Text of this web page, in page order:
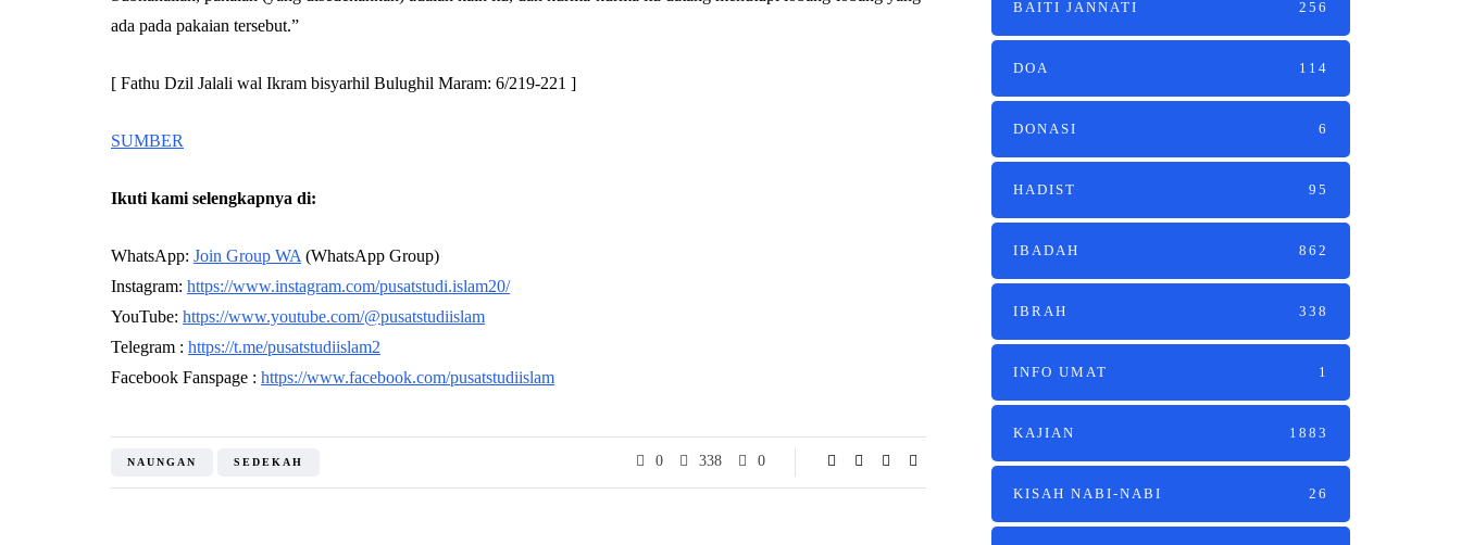
ada pada pakaian tersebut.”
[ Fathu Dzil Jalali wal Ikram bisyarhil Bulughil Maram: 6/219-221 ]
SUMBER
Ikuti kami selengkapnya di:
WhatsApp: Join Group WA (WhatsApp Group)
Instagram: https://www.instagram.com/pusatstudi.islam20/
YouTube: https://www.youtube.com/@pusatstudiislam
Telegram : https://t.me/pusatstudiislam2
Facebook Fanspage : https://www.facebook.com/pusatstudiislam
NAUNGAN SEDEKAH 0 338 0
BAITI JANNATI 256
DOA 114
DONASI 6
HADIST 95
IBADAH 862
IBRAH 338
INFO UMAT 1
KAJIAN 1883
KISAH NABI-NABI 26